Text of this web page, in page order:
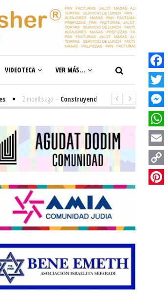
VIDEOTECA VER MÁS...
2 months ago - Construyendo el futuro de la inclusión en
Facebook
Twitter
Email
Copy